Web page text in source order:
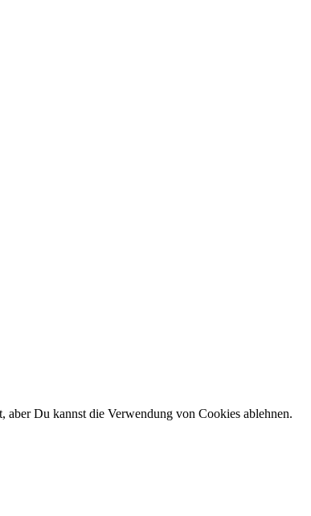
Du kannst die Verwendung von Cookies ablehnen.